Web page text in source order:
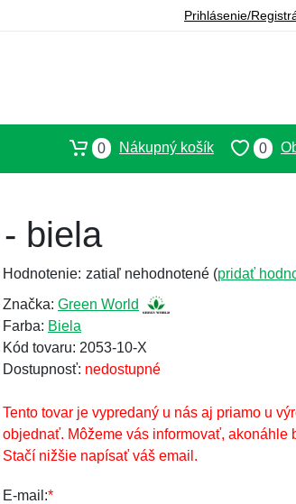
Prihlásenie/
0
0 Nákupný košík
biela
Hodnotenie: zatiaľ nehodnotené (pridať
Značka: Green World
Farba: Biela
Kód tovaru: 2053-10-X
Dostupnosť: nedostupné
Tento tovar je vypredaný u nás aj priamo u
objednať. Môžeme vás informovať, akonáhle
Stačí nižšie napísať váš email.
E-mail:*